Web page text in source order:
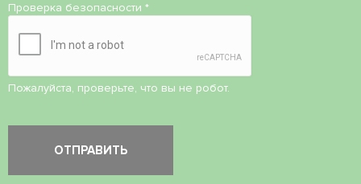
Проверка безопасности *
Пожалуйста, проверьте, что вы не робот.